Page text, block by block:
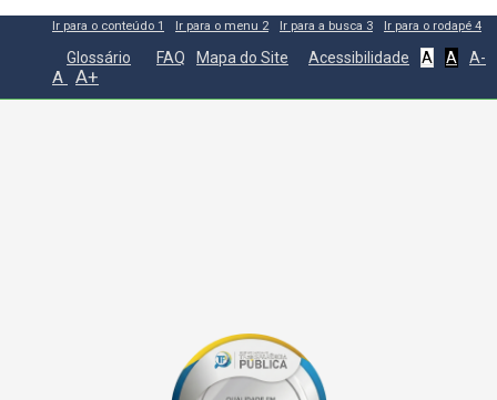
Ir para o conteúdo 1 Ir para o menu 2 Ir para a busca 3 Ir para o rodapé 4
Glossário FAQ Mapa do Site Acessibilidade A A A-
A A+